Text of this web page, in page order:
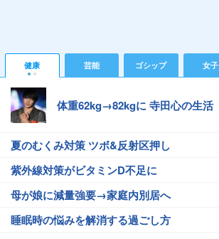
健康 芸能 ゴシップ 女子
体重62kg→82kgに 寺田心の生活
夏のむくみ対策 ツボ&反射区押し
紫外線対策がビタミンD不足に
母が娘に減量強要→家庭内別居へ
睡眠時の悩みを解消する過ごし方